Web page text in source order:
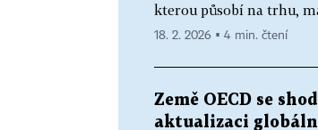
kterou působí na trhu,
18. 2. 2026 ▪ 4 min. čtení
Země OECD se
aktualizaci